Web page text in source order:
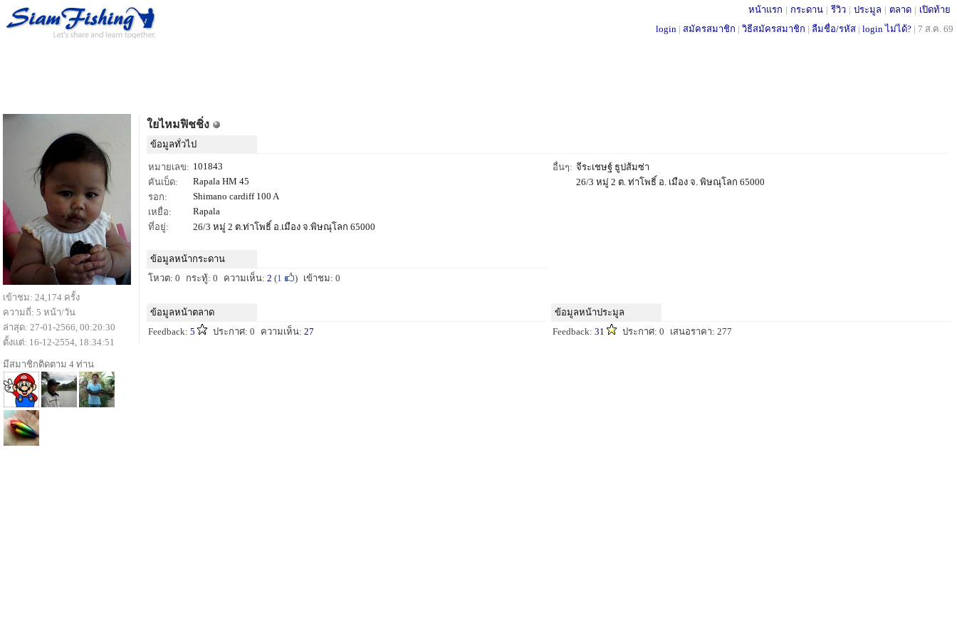
หน้าแรก | กระดาน | รีวิว | ประมูล | ตลาด | เปิดท้าย
login | สมัครสมาชิก | วิธีสมัครสมาชิก | ลืมชื่อ/รหัส | login ไม่ได้? | 7 ส.ค. 69
ใยไหมฟิชชิ่ง
ข้อมูลทั่วไป
หมายเลข: 101843
คันเบ็ด:
Rapala HM 45
รอก:
Shimano cardiff 100 A
เหยื่อ:
Rapala
ที่อยู่:
26/3 หมู่ 2 ต.ท่าโพธิ์ อ.เมือง จ.พิษณุโลก 65000
อื่นๆ: จีระเชษฐ์ ธูปส้มซ่า
26/3 หมู่ 2 ต. ท่าโพธิ์ อ. เมือง จ. พิษณุโลก 65000
ข้อมูลหน้ากระดาน
โหวต: 0
กระทู้: 0 ความเห็น: 2 (1 ) เข้าชม: 0
ข้อมูลหน้าตลาด
Feedback: 5 ประกาศ: 0 ความเห็น: 27
ข้อมูลหน้าประมูล
Feedback: 31 ประกาศ: 0 เสนอราคา: 277
เข้าชม: 24,174 ครั้ง
ความถี่: 5 หน้า/วัน
ล่าสุด: 27-01-2566, 00:20:30
ตั้งแต่: 16-12-2554, 18:34:51
มีสมาชิกติดตาม 4 ท่าน